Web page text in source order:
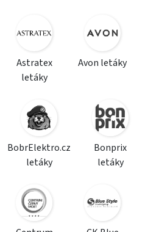
Astratex
letáky
Avon letáky
BobrElektro.cz
letáky
Bonprix
letáky